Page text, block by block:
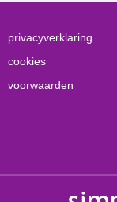
privacyverklaring
cookies
voorwaarden